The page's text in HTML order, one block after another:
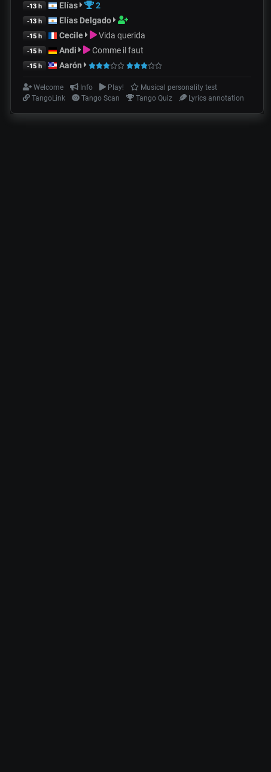
-13 h Elías 2
-13 h Elías Delgado
-15 h Cecile Vida querida
-15 h Andi Comme il faut
-15 h Aarón
Welcome Info Play!
Musical personality test
TangoLink
Tango Scan Tango Quiz Lyrics annotation